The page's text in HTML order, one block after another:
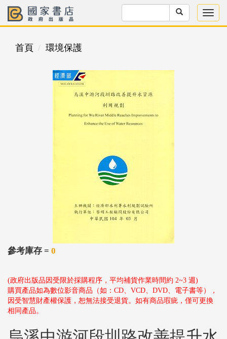
首頁 環境保護
參考庫存 = 0
(政府出版品因受限於採購程序，平均補貨作業時間約 2~3 週)
購買產品如為數位影音商品（如：CD、VCD、DVD、電子書等），
因受智慧財產權保護，恕無法接受退貨。如有商品瑕疵，僅可更換
相同產品。